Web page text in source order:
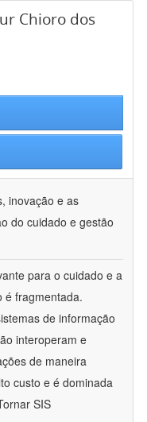
Chioro dos
inovação e as
do cuidado e gestão
para o cuidado e a
é fragmentada.
de informação
interoperam e
de maneira
custo e é dominada
SIS